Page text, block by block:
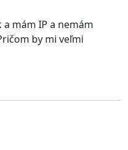
mám IP a nemám
by mi veľmi